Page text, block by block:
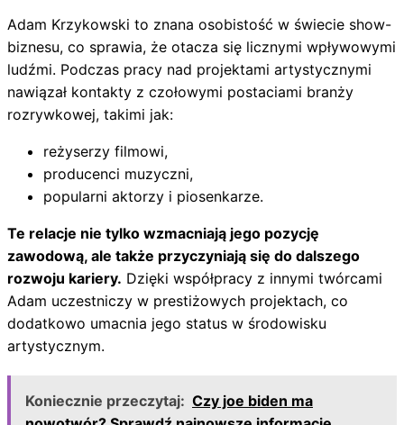
Adam Krzykowski to znana osobistość w świecie show-
biznesu, co sprawia, że otacza się licznymi wpływowymi
ludźmi. Podczas pracy nad projektami artystycznymi
nawiązał kontakty z czołowymi postaciami branży
rozrywkowej, takimi jak:
reżyserzy filmowi,
producenci muzyczni,
popularni aktorzy i piosenkarze.
Te relacje nie tylko wzmacniają jego pozycję
zawodową, ale także przyczyniają się do dalszego
rozwoju kariery. Dzięki współpracy z innymi twórcami
Adam uczestniczy w prestiżowych projektach, co
dodatkowo umacnia jego status w środowisku
artystycznym.
Koniecznie przeczytaj: Czy joe biden ma